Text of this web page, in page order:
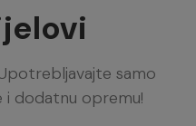
samo
i dodatnu opremu!